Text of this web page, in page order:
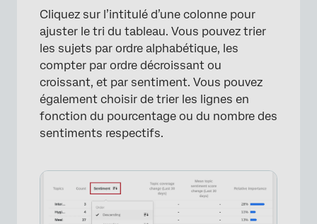
Cliquez sur l’intitulé d’une colonne pour
ajuster le tri du tableau. Vous pouvez trier
les sujets par ordre alphabétique, les
compter par ordre décroissant ou
croissant, et par sentiment. Vous pouvez
également choisir de trier les lignes en
fonction du pourcentage ou du nombre des
sentiments respectifs.